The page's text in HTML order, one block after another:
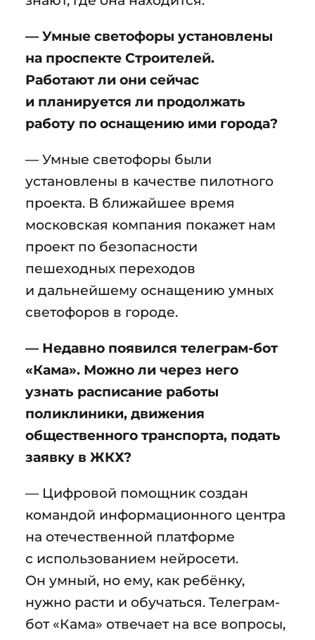
— Умные светофоры установлены
на проспекте Строителей.
Работают ли они сейчас
и планируется ли продолжать
работу по оснащению ими города?
— Умные светофоры были
установлены в качестве пилотного
проекта. В ближайшее время
московская компания покажет нам
проект по безопасности
пешеходных переходов
и дальнейшему оснащению умных
светофоров в городе.
— Недавно появился телеграм-бот
«Кама». Можно ли через него
узнать расписание работы
поликлиники, движения
общественного транспорта, подать
заявку в ЖКХ?
— Цифровой помощник создан
командой информационного центра
на отечественной платформе
с использованием нейросети.
Он умный, но ему, как ребёнку,
нужно расти и обучаться. Телеграм-
бот «Кама» отвечает на все вопросы,